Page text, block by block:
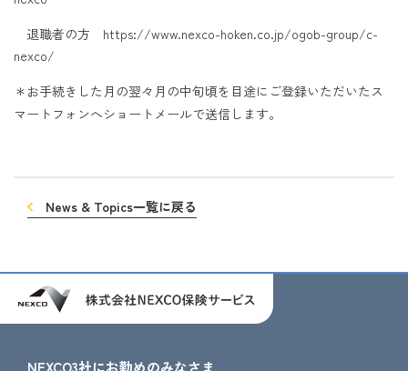
退職者の方 https://www.nexco-hoken.co.jp/ogob-group/c-
nexco/
＊お手続きした月の翌々月の中旬頃を目途にご登録いただいたス
マートフォンへショートメールで送信します。
News & Topics一覧に戻る
NEXCO3社にお勤めのみなさま